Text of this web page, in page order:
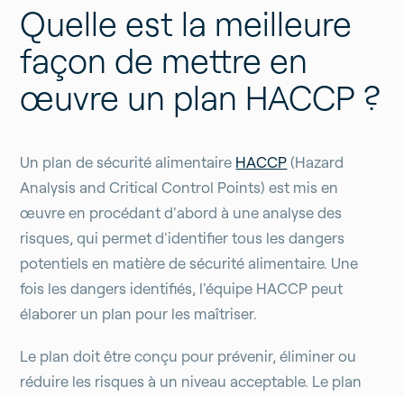
Quelle est la meilleure
façon de mettre en
œuvre un plan HACCP ?
Un plan de sécurité alimentaire HACCP(Hazard
Analysis and Critical Control Points) est mis en
œuvre en procédant d'abord à une analyse des
risques, qui permet d'identifier tous les dangers
potentiels en matière de sécurité alimentaire. Une
fois les dangers identifiés, l'équipe HACCP peut
élaborer un plan pour les maîtriser.
Le plan doit être conçu pour prévenir, éliminer ou
réduire les risques à un niveau acceptable. Le plan